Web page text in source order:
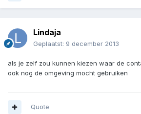
Lindaja
Geplaatst: 9 december 2013
als je zelf zou kunnen kiezen waar de
ook nog de omgeving mocht gebruiken
Quote